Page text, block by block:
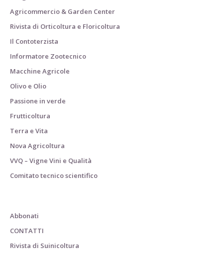
Agricommercio & Garden Center
Rivista di Orticoltura e Floricoltura
Il Contoterzista
Informatore Zootecnico
Macchine Agricole
Olivo e Olio
Passione in verde
Frutticoltura
Terra e Vita
Nova Agricoltura
VVQ – Vigne Vini e Qualità
Comitato tecnico scientifico
Abbonati
CONTATTI
Rivista di Suinicoltura